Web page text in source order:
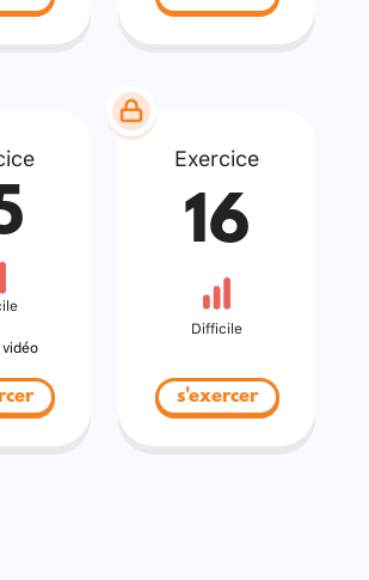
Exercice
16
Difficile
s'exercer